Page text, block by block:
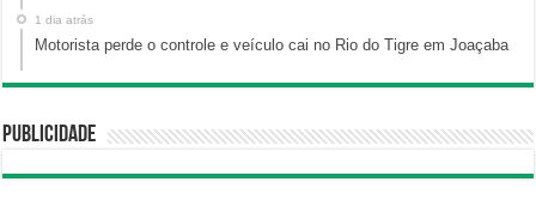
1 dia atrás
Motorista perde o controle e veículo cai no Rio do Tigre em Joaçaba
Publicidade